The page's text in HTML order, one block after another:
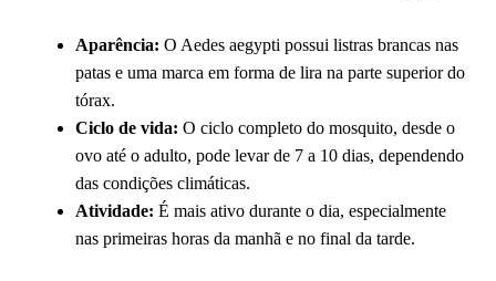
Aparência: O Aedes aegypti possui listras brancas nas
patas e uma marca em forma de lira na parte superior do
tórax.
Ciclo de vida: O ciclo completo do mosquito, desde o
ovo até o adulto, pode levar de 7 a 10 dias, dependendo
das condições climáticas.
Atividade: É mais ativo durante o dia, especialmente
nas primeiras horas da manhã e no final da tarde.